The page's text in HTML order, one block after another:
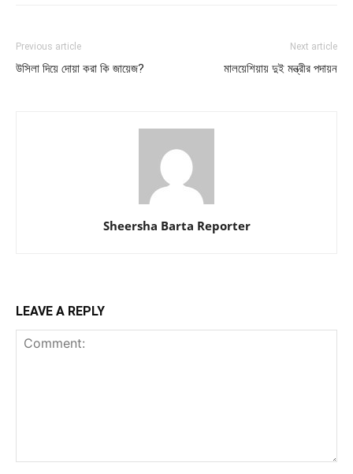
Previous article
উসিলা দিয়ে দোয়া করা কি জায়েজ?
Next article
মালয়েশিয়ায় দুই মন্ত্রীর পদায়ন
Sheersha Barta Reporter
LEAVE A REPLY